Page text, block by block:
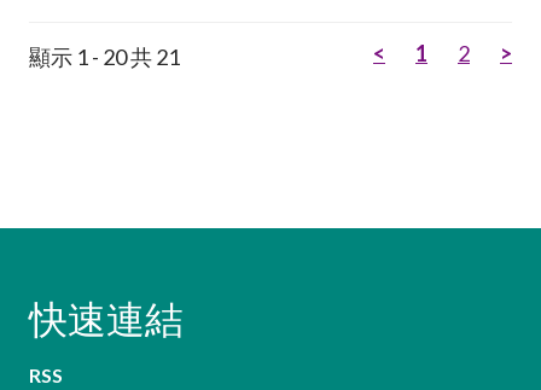
顯示 1 - 20 共 21 < 1 2 >
快速連結
RSS